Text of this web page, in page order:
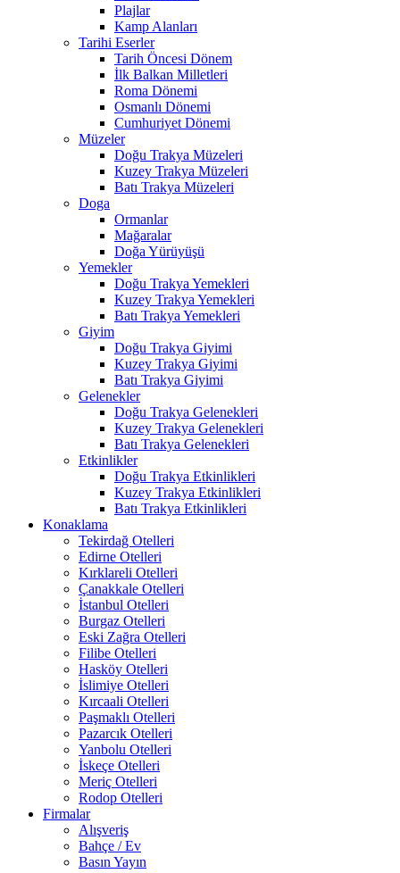
Plajlar
Kamp Alanları
Tarihi Eserler
Tarih Öncesi Dönem
İlk Balkan Milletleri
Roma Dönemi
Osmanlı Dönemi
Cumhuriyet Dönemi
Müzeler
Doğu Trakya Müzeleri
Kuzey Trakya Müzeleri
Batı Trakya Müzeleri
Doga
Ormanlar
Mağaralar
Doğa Yürüyüşü
Yemekler
Doğu Trakya Yemekleri
Kuzey Trakya Yemekleri
Batı Trakya Yemekleri
Giyim
Doğu Trakya Giyimi
Kuzey Trakya Giyimi
Batı Trakya Giyimi
Gelenekler
Doğu Trakya Gelenekleri
Kuzey Trakya Gelenekleri
Batı Trakya Gelenekleri
Etkinlikler
Doğu Trakya Etkinlikleri
Kuzey Trakya Etkinlikleri
Batı Trakya Etkinlikleri
Konaklama
Tekirdağ Otelleri
Edirne Otelleri
Kırklareli Otelleri
Çanakkale Otelleri
İstanbul Otelleri
Burgaz Otelleri
Eski Zağra Otelleri
Filibe Otelleri
Hasköy Otelleri
İslimiye Otelleri
Kırcaali Otelleri
Paşmaklı Otelleri
Pazarcık Otelleri
Yanbolu Otelleri
İskeçe Otelleri
Meriç Otelleri
Rodop Otelleri
Firmalar
Alışveriş
Bahçe / Ev
Basın Yayın